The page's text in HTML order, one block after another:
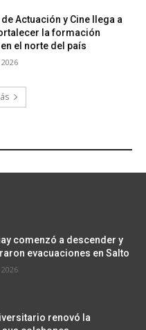
Actuación y Cine llega a
la formación
el norte del país
comenzó a descender y
evacuaciones en Salto
renovó la